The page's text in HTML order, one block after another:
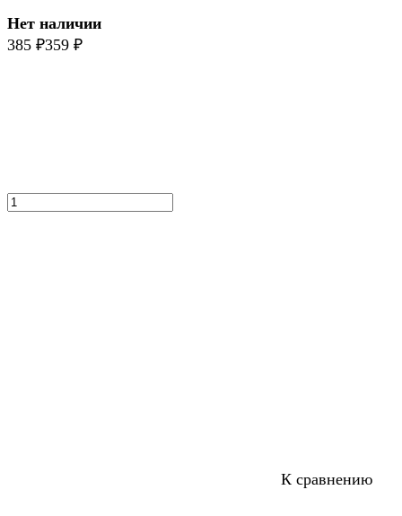
Нет наличии
385 ₽359 ₽
К сравнению